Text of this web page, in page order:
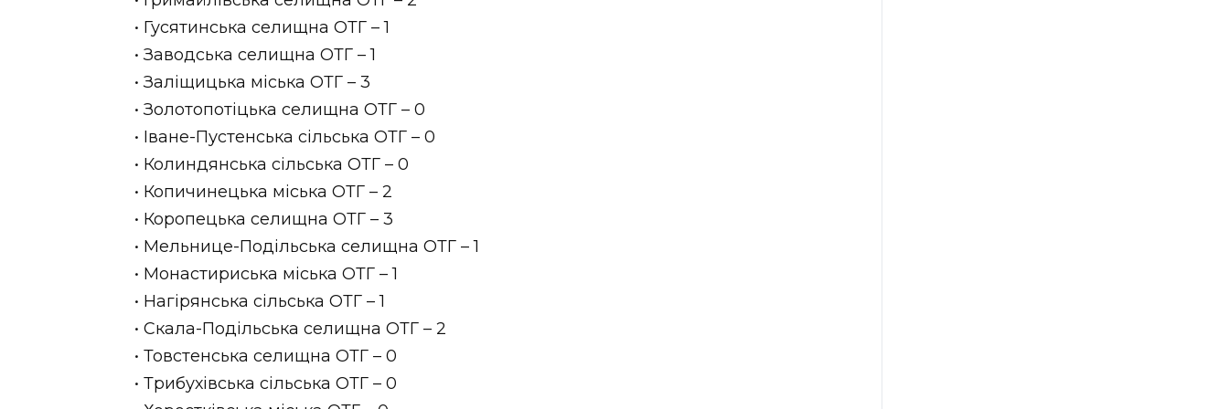
• Гусятинська селищна ОТГ – 1
• Заводська селищна ОТГ – 1
• Заліщицька міська ОТГ – 3
• Золотопотіцька селищна ОТГ – 0
• Іване-Пустенська сільська ОТГ – 0
• Колиндянська сільська ОТГ – 0
• Копичинецька міська ОТГ – 2
• Коропецька селищна ОТГ – 3
• Мельнице-Подільська селищна ОТГ – 1
• Монастириська міська ОТГ – 1
• Нагірянська сільська ОТГ – 1
• Скала-Подільська селищна ОТГ – 2
• Товстенська селищна ОТГ – 0
• Трибухівська сільська ОТГ – 0